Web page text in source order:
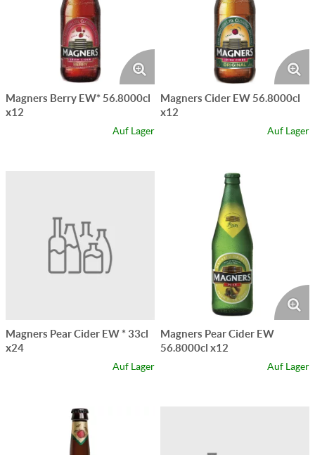
Magners Berry EW* 56.8000cl
x12
Auf Lager
Magners Cider EW 56.8000cl
x12
Auf Lager
Magners Pear Cider EW * 33cl
x24
Auf Lager
Magners Pear Cider EW
56.8000cl x12
Auf Lager